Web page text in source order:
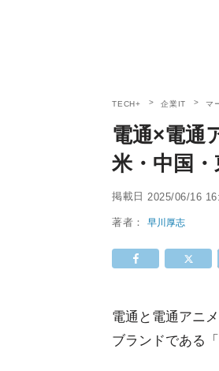
TECH+ 企業IT マ
電通×電通
米・中国
掲載日 2025/06/16
著者：早川厚志
電通と電通アニ
ブランドである